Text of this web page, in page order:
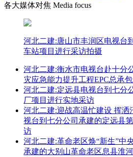
各大媒体对焦 Media focus
河北二建:唐山市丰润区电视台
车站项目进行采访拍摄
河北二建:衡水市电视台赴十分
灾应急能力提升工程EPC总承
河北二建:定远县电视台到七分
厂项目进行实地采访
河北二建:迎战高温忙建设 挥
视台到七分公司承建的定远县
访
河北二建:革命老区焕“新生”中
承建的大别山革命老区息县淮